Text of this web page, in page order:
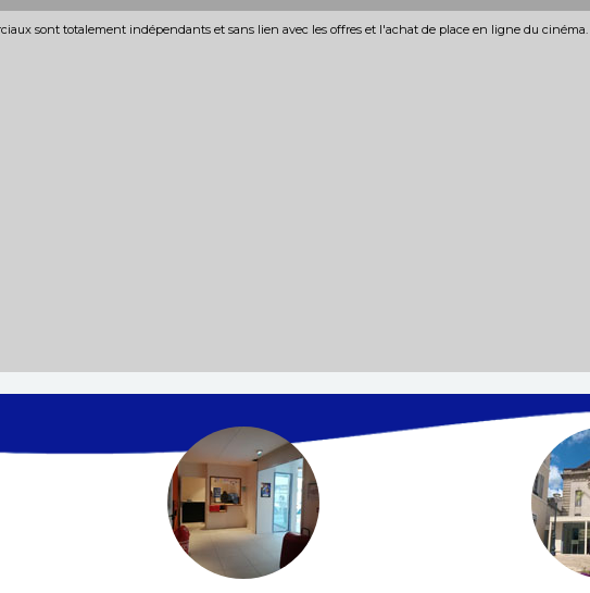
sont totalement indépendants et sans lien avec les offres et l'achat de place en ligne du cinéma.